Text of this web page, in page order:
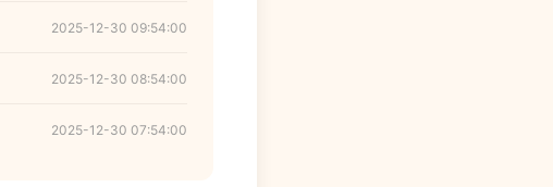
2025-12-30 09:54:00
2025-12-30 08:54:00
2025-12-30 07:54:00